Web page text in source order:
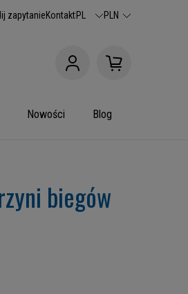
zapytanieKontaktPL PLN
Nowości Blog
biegów